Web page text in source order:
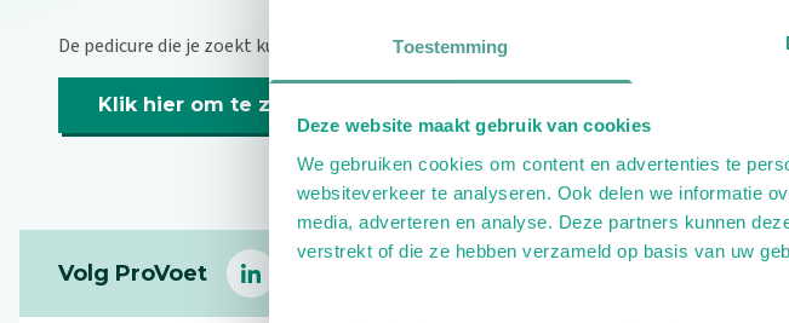
Toestemming
Deze website maakt gebruik van cookies
We gebruiken cookies om content en advertenties te
websiteverkeer te analyseren. Ook delen we informatie
media, adverteren en analyse. Deze partners kunnen
verstrekt of die ze hebben verzameld op basis van uw
De pedicure die je zoekt kunnen we niet vinden.
Klik hier om te zoeken naar een andere pedicure.
Volg ProVoet
linkedin